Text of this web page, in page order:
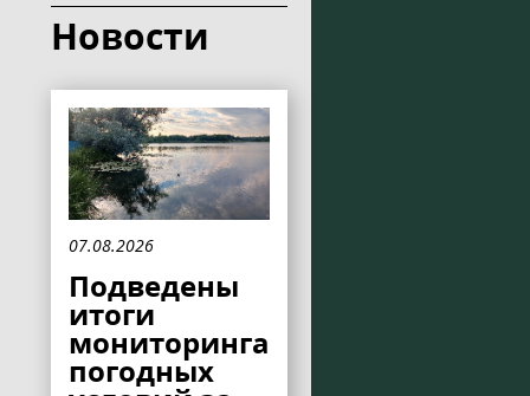
Новости
07.08.2026
Подведены
итоги
мониторинга
погодных